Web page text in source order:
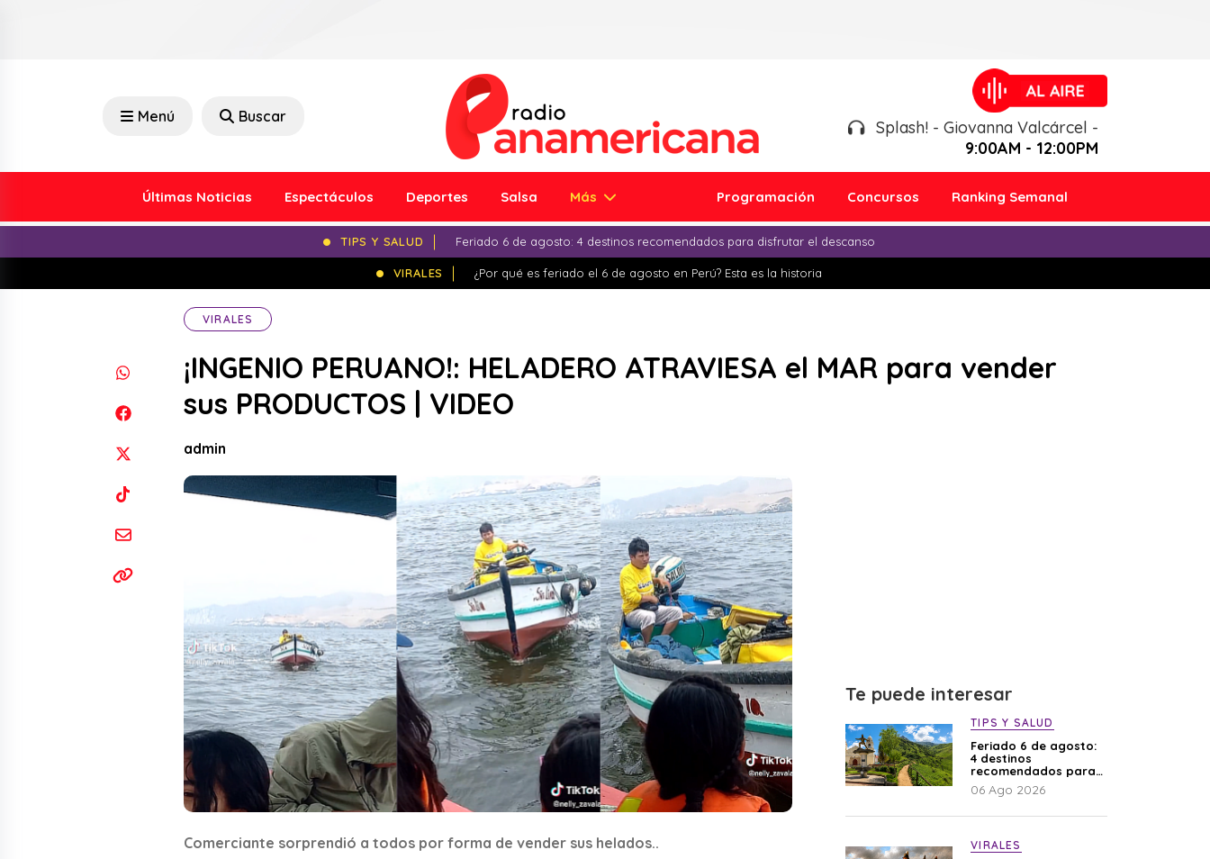
Menú Buscar
Splash! - Giovanna Valcárcel -
9:00AM - 12:00PM
Últimas Noticias Espectáculos Deportes Salsa Más Programación Concursos Ranking Semanal
TIPS Y SALUD Feriado 6 de agosto: 4 destinos recomendados para disfrutar el descanso
VIRALES ¿Por qué es feriado el 6 de agosto en Perú? Esta es la historia
VIRALES
¡INGENIO PERUANO!: HELADERO ATRAVIESA el MAR para vender
sus PRODUCTOS | VIDEO
admin
Comerciante sorprendió a todos por forma de vender sus helados..
Te puede interesar
TIPS Y SALUD
Feriado 6 de agosto:
4 destinos
recomendados para
disfrutar el descanso
06 Ago 2026
VIRALES